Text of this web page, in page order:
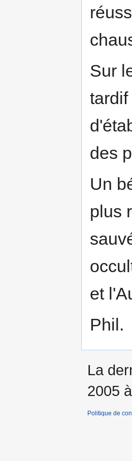
Sur
des
Un
plus
et
Phil.
La
2005
Politique de